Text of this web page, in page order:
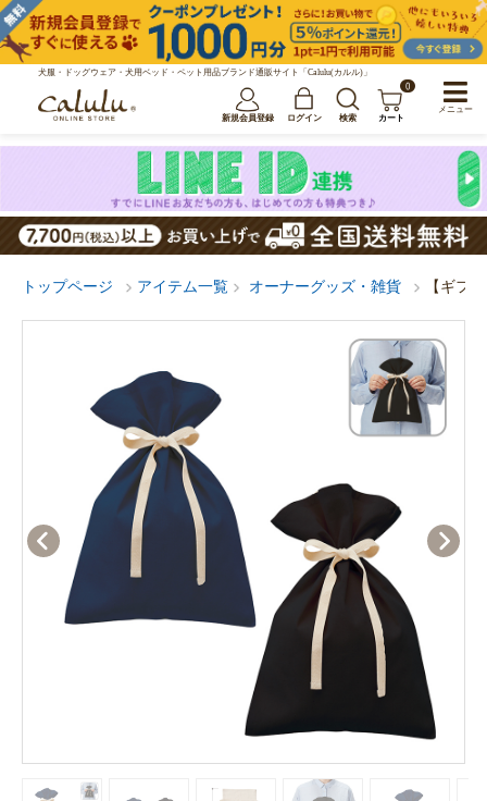
犬服・ドッグウェア・犬用ベッド・ペット用品ブランド通販サイト「Calulu(カルル)」
新規会員登録 ログイン 検索
0
カート
トップページ アイテム一覧 オーナーグッズ・雑貨 【ギフ
メニュー